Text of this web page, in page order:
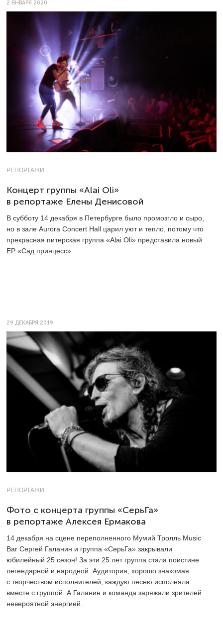
2 ЯНВАРЯ 2020
РЕПОРТАЖИ
Концерт группы «Alai Oli»
в репортаже Елены Денисовой
В субботу 14 декабря в Петербурге было промозгло и сыро,
но в зале Aurora Concert Hall царил уют и тепло, потому что
прекрасная питерская группа «Alai Oli» представила новый
ЕР «Сад принцесс».
29 ДЕКАБРЯ 2019
РЕПОРТАЖИ
Фото с концерта группы «СерьГа»
в репортаже Алексея Ермакова
14 декабря на сцене переполненного Мумий Тролль Music
Bаr Сергей Галанин и группа «СерьГа» закрывали
юбилейный 25 сезон! За эти 25 лет группа стала поистине
легендарной и народной. Аудитория, хорошо знакомая
с творчеством исполнителей, каждую песню исполняла
вместе с группой. А Галанин и команда заряжали зрителей
невероятной энергией.